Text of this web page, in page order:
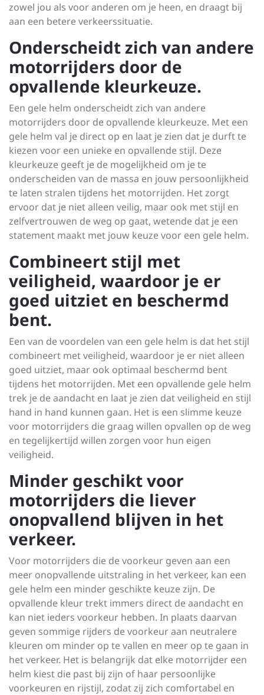
zowel jou als voor anderen om je heen, en draagt bij
aan een betere verkeerssituatie.
Onderscheidt zich van andere
motorrijders door de
opvallende kleurkeuze.
Een gele helm onderscheidt zich van andere
motorrijders door de opvallende kleurkeuze. Met een
gele helm val je direct op en laat je zien dat je durft te
kiezen voor een unieke en opvallende stijl. Deze
kleurkeuze geeft je de mogelijkheid om je te
onderscheiden van de massa en jouw persoonlijkheid
te laten stralen tijdens het motorrijden. Het zorgt
ervoor dat je niet alleen veilig, maar ook met stijl en
zelfvertrouwen de weg op gaat, wetende dat je een
statement maakt met jouw keuze voor een gele helm.
Combineert stijl met
veiligheid, waardoor je er
goed uitziet en beschermd
bent.
Een van de voordelen van een gele helm is dat het stijl
combineert met veiligheid, waardoor je er niet alleen
goed uitziet, maar ook optimaal beschermd bent
tijdens het motorrijden. Met een opvallende gele helm
trek je de aandacht en laat je zien dat veiligheid en stijl
hand in hand kunnen gaan. Het is een slimme keuze
voor motorrijders die graag willen opvallen op de weg
en tegelijkertijd willen zorgen voor hun eigen
veiligheid.
Minder geschikt voor
motorrijders die liever
onopvallend blijven in het
verkeer.
Voor motorrijders die de voorkeur geven aan een
meer onopvallende uitstraling in het verkeer, kan een
gele helm een minder geschikte keuze zijn. De
opvallende kleur trekt immers direct de aandacht en
kan niet ieders voorkeur hebben. In plaats daarvan
geven sommige rijders de voorkeur aan neutralere
kleuren om minder op te vallen en meer op te gaan in
het verkeer. Het is belangrijk dat elke motorrijder een
helm kiest die past bij zijn of haar persoonlijke
voorkeuren en rijstijl, zodat zij zich comfortabel en